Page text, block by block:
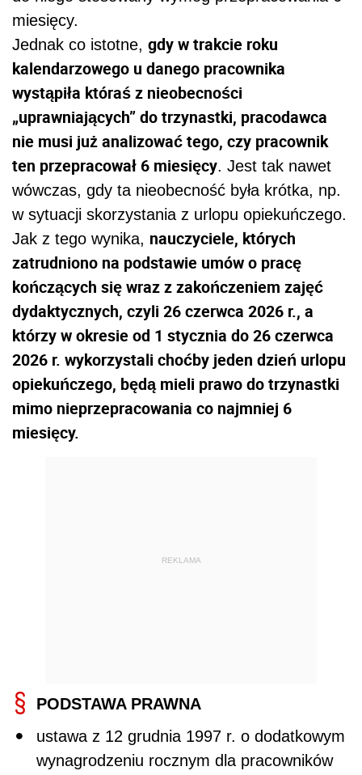
miesięcy.
Jednak co istotne, gdy w trakcie roku
kalendarzowego u danego pracownika
wystąpiła któraś z nieobecności
„uprawniających” do trzynastki, pracodawca
nie musi już analizować tego, czy pracownik
ten przepracował 6 miesięcy. Jest tak nawet
wówczas, gdy ta nieobecność była krótka, np.
w sytuacji skorzystania z urlopu opiekuńczego.
Jak z tego wynika, nauczyciele, których
zatrudniono na podstawie umów o pracę
kończących się wraz z zakończeniem zajęć
dydaktycznych, czyli 26 czerwca 2026 r., a
którzy w okresie od 1 stycznia do 26 czerwca
2026 r. wykorzystali choćby jeden dzień urlopu
opiekuńczego, będą mieli prawo do trzynastki
mimo nieprzepracowania co najmniej 6
miesięcy.
REKLAMA
PODSTAWA PRAWNA
ustawa z 12 grudnia 1997 r. o dodatkowym
wynagrodzeniu rocznym dla pracowników